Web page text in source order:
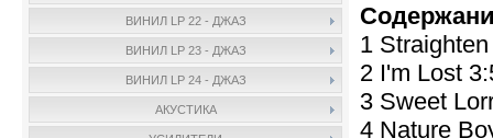
ВИНИЛ LP 22 - ДЖАЗ
ВИНИЛ LP 23 - ДЖАЗ
ВИНИЛ LP 24 - ДЖАЗ
АКУСТИКА
1
2 I'm Lost
3 Sweet
4 Nature